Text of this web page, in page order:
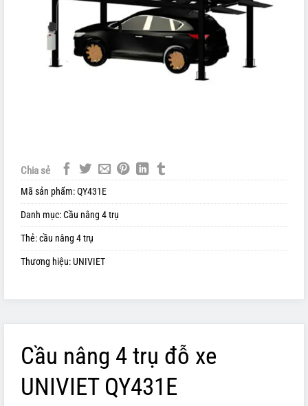
Chia sẻ
Mã sản phẩm:QY431E
Danh mục:Cầu nâng 4 trụ
Thẻ:cầu nâng 4 trụ
Thương hiệu:UNIVIET
Cầu nâng 4 trụ đỗ xe
UNIVIET QY431E